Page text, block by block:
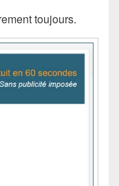
toujours.